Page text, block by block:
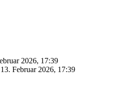
2026, 17:39
13. Februar 2026, 17:39